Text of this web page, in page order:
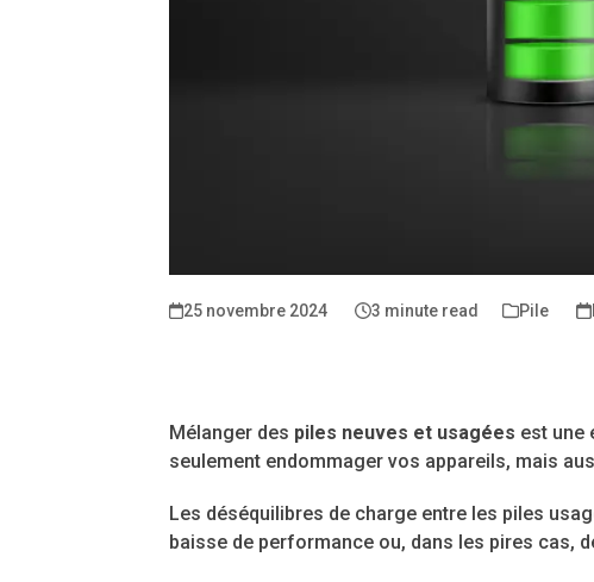
25 novembre 2024 3 minute read Pile
Mélanger des piles neuves et usagées est une
seulement endommager vos appareils, mais
Les déséquilibres de charge entre les piles
baisse de performance ou, dans les pires cas,